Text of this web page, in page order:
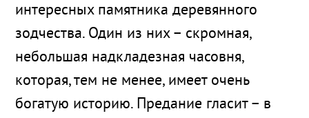
интересных памятника деревянного
зодчества. Один из них – скромная,
небольшая надкладезная часовня,
которая, тем не менее, имеет очень
богатую историю. Предание гласит – в